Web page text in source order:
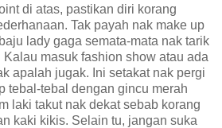
di atas, pastikan diri korang
Tak payah nak make up
lady gaga semata-mata nak tarik
masuk fashion show atau ada
apalah jugak. Ini setakat nak pergi
tebal-tebal dengan gincu merah
laki takut nak dekat sebab korang
kaki kikis. Selain tu, jangan suka